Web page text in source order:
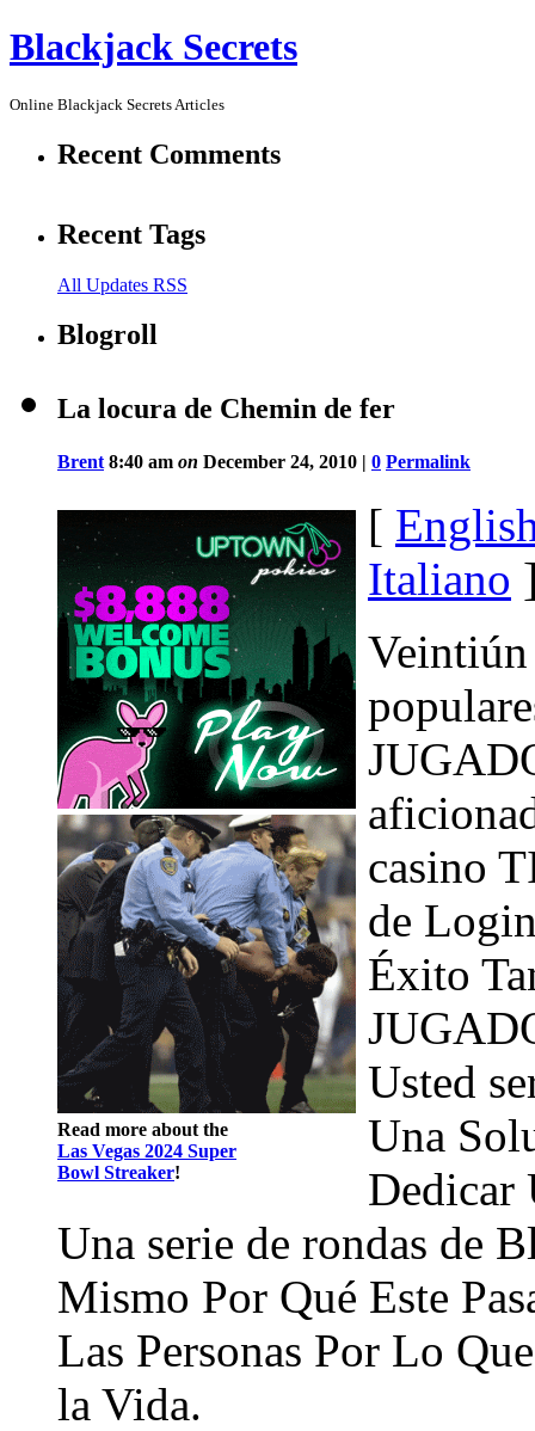
Blackjack Secrets
Online Blackjack Secrets Articles
Recent Comments
Recent Tags
All Updates RSS
Blogroll
La locura de Chemin de fer
Brent 8:40 am on December 24, 2010 | 0 Permalink
Read more about the
Las Vegas 2024 Super
Bowl Streaker!
[
Italiano
casino
de
Éxito
Usted
Una
Dedicar
Una serie de rondas de
Mismo Por Qué Este
Las Personas Por Lo
la Vida.